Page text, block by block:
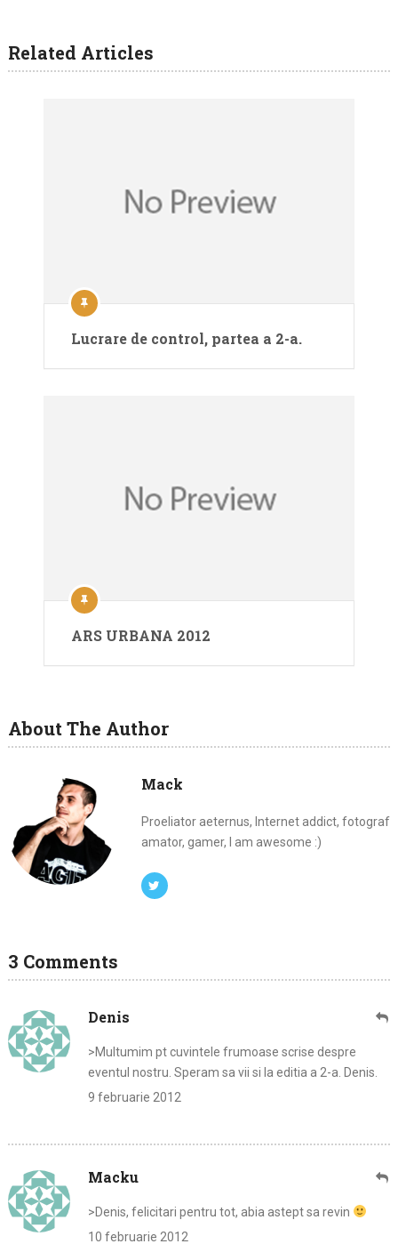
Related Articles
Lucrare de control, partea a 2-a.
ARS URBANA 2012
About The Author
Mack
Proeliator aeternus, Internet addict, fotograf
amator, gamer, I am awesome :)
3 Comments
Denis
>Multumim pt cuvintele frumoase scrise despre
eventul nostru. Speram sa vii si la editia a 2-a. Denis.
9 februarie 2012
Macku
>Denis, felicitari pentru tot, abia astept sa revin
10 februarie 2012